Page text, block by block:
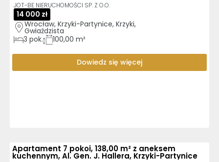
JOT-BE NIERUCHOMOŚCI SP. Z O.O.
14 000 zł
Wrocław, Krzyki-Partynice, Krzyki,
Gwiaździsta
3 pok. 100,00 m²
Dowiedz się więcej
Apartament 7 pokoi, 138,00 m² z aneksem
kuchennym, Al. Gen. J. Hallera, Krzyki-Partynice